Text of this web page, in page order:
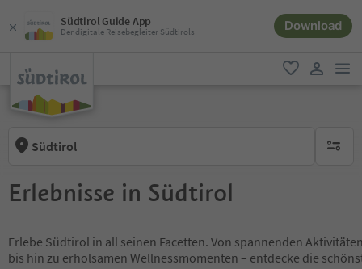
Südtirol Guide App
Der digitale Reisebegleiter Südtirols Download
favorit
Südtirol keine
Erlebnisse in Südtirol
Erlebe Südtirol in all seinen Facetten. Von spannenden
bis hin zu erholsamen Wellnessmomenten – entdecke die